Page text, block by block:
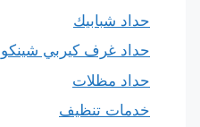
حداد شبابيك
حداد غرف كيربي شينكو
حداد مظلات
خدمات تنظيف